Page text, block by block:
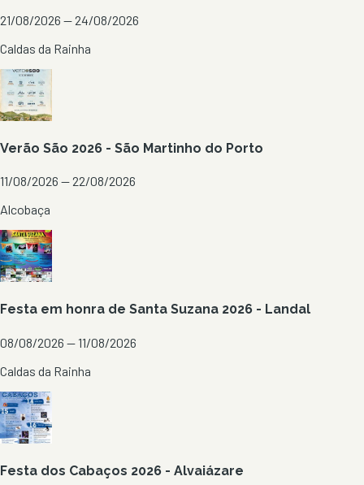
21/08/2026 — 24/08/2026
Caldas da Rainha
Verão São 2026 - São Martinho do Porto
11/08/2026 — 22/08/2026
Alcobaça
Festa em honra de Santa Suzana 2026 - Landal
08/08/2026 — 11/08/2026
Caldas da Rainha
Festa dos Cabaços 2026 - Alvaiázare